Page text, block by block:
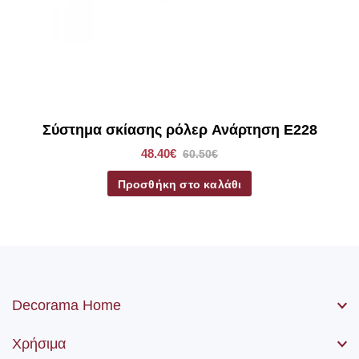
Σύστημα σκίασης ρόλερ Ανάρτηση E228
48.40€ 60.50€
Προσθήκη στο καλάθι
Decorama Home
Χρήσιμα